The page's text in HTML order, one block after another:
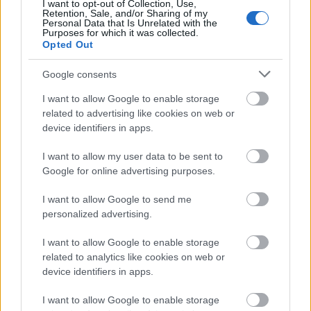
I want to opt-out of Collection, Use,
Retention, Sale, and/or Sharing of my
Personal Data that Is Unrelated with the
Purposes for which it was collected.
Opted Out
Google consents
I want to allow Google to enable storage
related to advertising like cookies on web or
device identifiers in apps.
I want to allow my user data to be sent to
Google for online advertising purposes.
I want to allow Google to send me
personalized advertising.
I want to allow Google to enable storage
related to analytics like cookies on web or
device identifiers in apps.
I want to allow Google to enable storage
αθλητισμός μπορεί να τις βοηθήσει να αισθανθούν
πιο σίγουρες για τον εαυτό τους και να
αναπτύξουν τις δυνάμεις και την προσωπικότητα
τους. Οι γυναικείες ομάδες στα αθλήματα έχουν τη
δυναμική να δημιουργήσουν ένα πλαίσιο
αλληλεγγύης και παράλληλα να αναδείξουν
πρακτικές και παραδείγματα που θα εμπνεύσουν
τις γυναίκες για μια ευρύτερη συνεργασία και σε
άλλους τομείς της ζωής».
Ποια είναι η σχέση γυναικείου αθλητισμού και
media;
«Είναι μια σχέση ευαίσθητη. Πολλές φορές
αισθάνομαι ότι οι γυναίκες αθλήτριες δεν έχουν
τουλάχιστον όχι για την αθλητική τους ιδιότητα και